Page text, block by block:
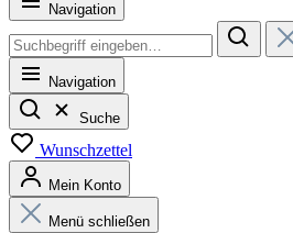
Navigation
Navigation
Suche
Wunschzettel
Mein Konto
Menü schließen